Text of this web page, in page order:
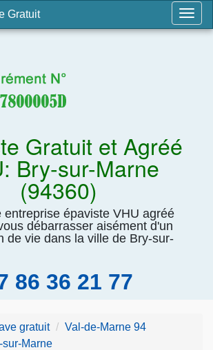
Gratuit
Gratuit et Agréé
Bry-sur-Marne
(94360)
entreprise épaviste VHU agréé
débarrasser aisément d'un
de vie dans la ville de Bry-sur-
86 36 21 77
gratuit
Val-de-Marne 94
sur-Marne